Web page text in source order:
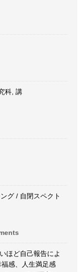
科, 講
グ / 自閉スペクト
ほど自己報告によ
感、人生満足感